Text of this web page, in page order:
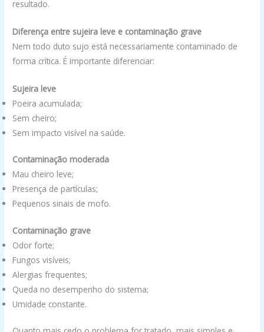
resultado.
Diferença entre sujeira leve e contaminação grave
Nem todo duto sujo está necessariamente contaminado de
forma crítica. É importante diferenciar:
Sujeira leve
Poeira acumulada;
Sem cheiro;
Sem impacto visível na saúde.
Contaminação moderada
Mau cheiro leve;
Presença de partículas;
Pequenos sinais de mofo.
Contaminação grave
Odor forte;
Fungos visíveis;
Alergias frequentes;
Queda no desempenho do sistema;
Umidade constante.